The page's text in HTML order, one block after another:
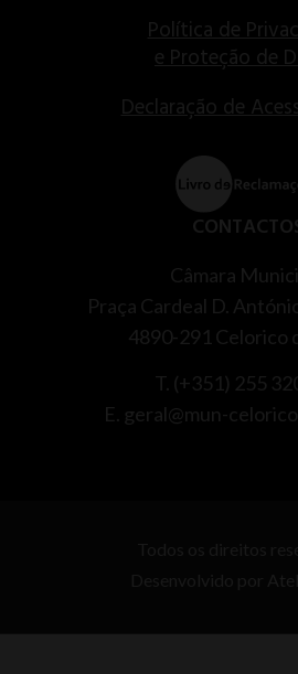
Política de
e Proteção de
Declaração de
Câmara
Praça Cardeal D.
4890-291 Celorico
T. (+351) 255
E. geral@mun-